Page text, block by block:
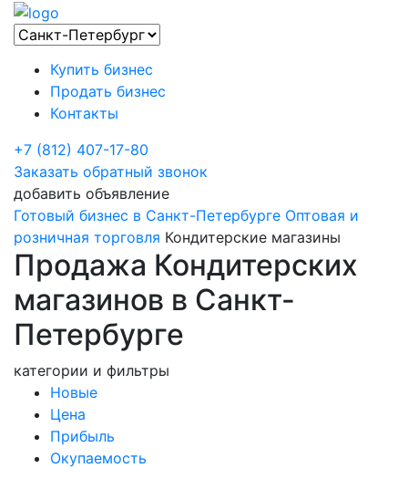
Купить бизнес
Продать бизнес
Контакты
+7 (812) 407-17-80
Заказать обратный звонок
добавить объявление
Готовый бизнес в Санкт-Петербурге Оптовая и
розничная торговля Кондитерские магазины
Продажа Кондитерских
магазинов в Санкт-
Петербурге
категории и фильтры
Новые
Цена
Прибыль
Окупаемость